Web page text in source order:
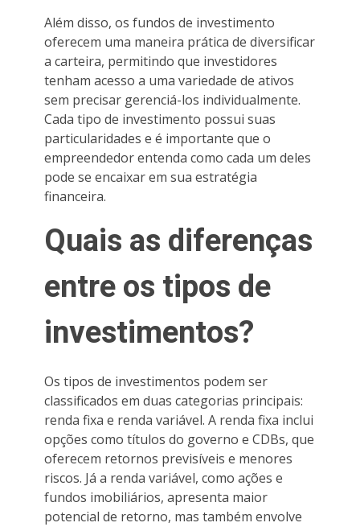
Além disso, os fundos de investimento
oferecem uma maneira prática de diversificar
a carteira, permitindo que investidores
tenham acesso a uma variedade de ativos
sem precisar gerenciá-los individualmente.
Cada tipo de investimento possui suas
particularidades e é importante que o
empreendedor entenda como cada um deles
pode se encaixar em sua estratégia
financeira.
Quais as diferenças
entre os tipos de
investimentos?
Os tipos de investimentos podem ser
classificados em duas categorias principais:
renda fixa e renda variável. A renda fixa inclui
opções como títulos do governo e CDBs, que
oferecem retornos previsíveis e menores
riscos. Já a renda variável, como ações e
fundos imobiliários, apresenta maior
potencial de retorno, mas também envolve